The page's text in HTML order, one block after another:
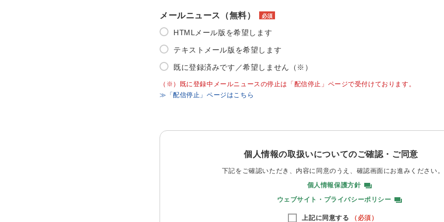
メールニュース（無料） 必須
HTMLメール版を希望します
テキストメール版を希望します
既に登録済みです／希望しません（※）
（※）既に登録中メールニュースの停止は「配信停止」ページで受付けております。
≫「配信停止」ページはこちら
個人情報の取扱いについてのご確認・ご同意
下記をご確認いただき、内容に同意のうえ、 確認画面にお進みください。
個人情報保護方針
ウェブサイト・プライバシーポリシー
上記に同意する （必須）